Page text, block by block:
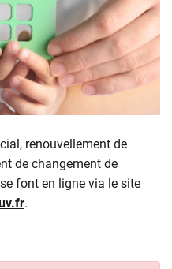
renouvellement de
de changement de
font en ligne via le site
.